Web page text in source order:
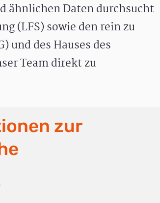
ähnlichen Daten durchsucht
(LFS) sowie den rein zu
und des Hauses des
Team direkt zu
zur